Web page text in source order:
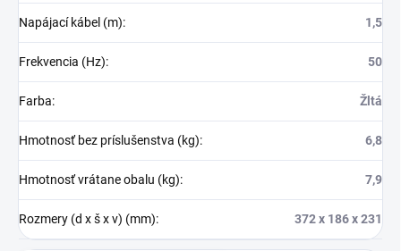
Napájací kábel (m): 1,5
Frekvencia (Hz): 50
Farba: Žltá
Hmotnosť bez príslušenstva (kg): 6,8
Hmotnosť vrátane obalu (kg): 7,9
Rozmery (d x š x v) (mm): 372 x 186 x 231